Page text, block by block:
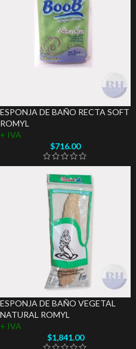
ESPONJA DE BAÑO RECTA SOFT
ROMYL
+ IVA
$716.00
ESPONJA DE BAÑO VEGETAL
NATURAL ROMYL
+ IVA
$1,841.00